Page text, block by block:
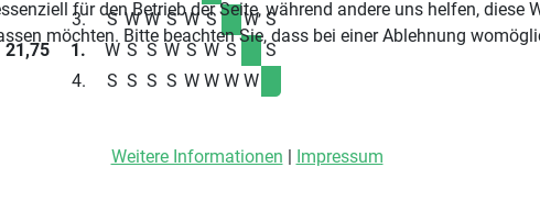
3.
21,75
1.
4.
S W W S W S W S
W S S W S W S
S
S S S S W W W W
für den Betrieb der Seite, während andere uns helfen, diese
möchten. Bitte beachten Sie, dass bei einer Ablehnung
Weitere Informationen | Impressum